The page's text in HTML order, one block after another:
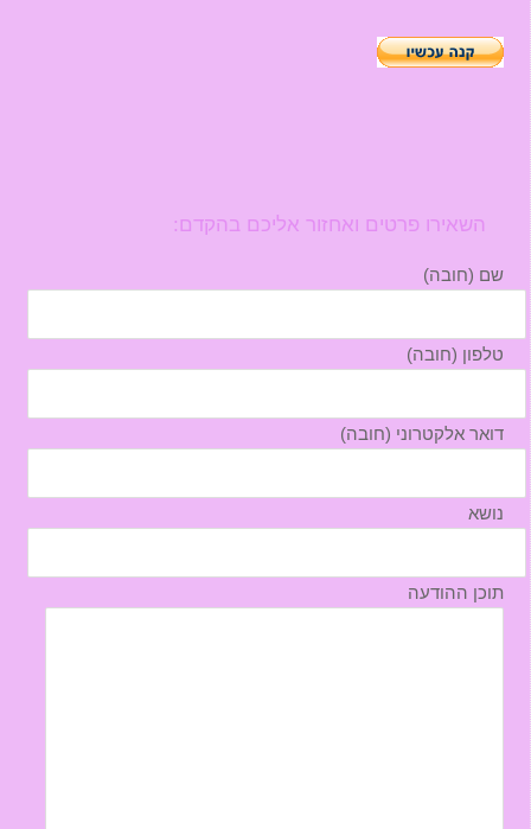
השאירו פרטים ואחזור אליכם בהקדם:
שם (חובה)
טלפון (חובה)
דואר אלקטרוני (חובה)
נושא
תוכן ההודעה